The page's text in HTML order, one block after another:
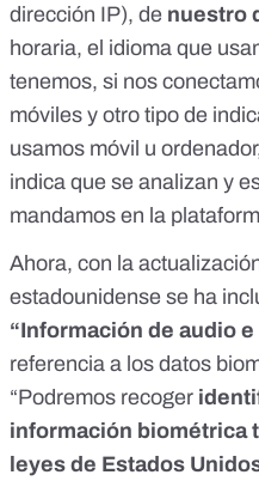
dirección IP), de nuestro
horaria, el idioma que
tenemos, si nos
móviles y otro tipo de
usamos móvil u
indica que se analizan y
mandamos en la
Ahora, con la
estadounidense se ha
“Información de audio e
referencia a los datos
“Podremos recoger
información biométrica
leyes de Estados